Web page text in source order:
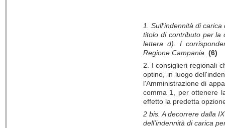
1. Sull'indennità di
titolo di contributo per la
lettera d). I
Regione Campania. (6)
2. I consiglieri regionali
optino, in luogo
l'Amministrazione di
comma 1, per ottenere
effetto la predetta
2 bis. A decorrere dalla
dell'indennità di carica